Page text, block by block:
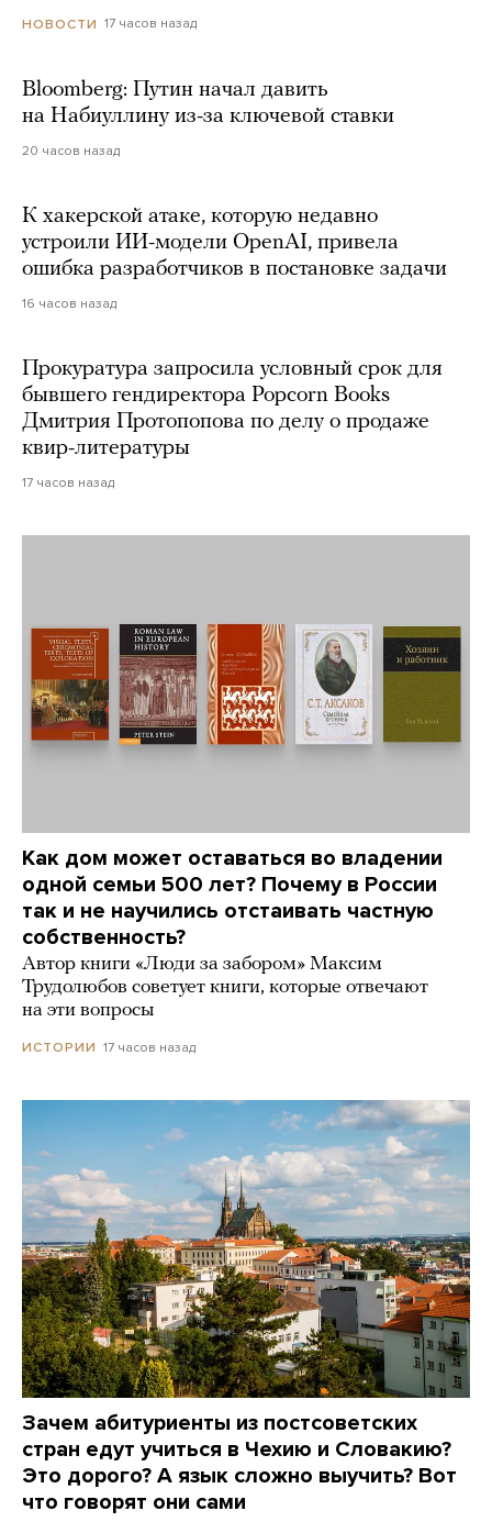
НОВОСТИ 17 часов назад
Bloomberg: Путин начал давить
на Набиуллину из-за ключевой ставки
20 часов назад
К хакерской атаке, которую недавно
устроили ИИ-модели OpenAI, привела
ошибка разработчиков в постановке задачи
16 часов назад
Прокуратура запросила условный срок для
бывшего гендиректора Popcorn Books
Дмитрия Протопопова по делу о продаже
квир-литературы
17 часов назад
Как дом может оставаться во владении
одной семьи 500 лет? Почему в России
так и не научились отстаивать частную
собственность?
Автор книги «Люди за забором» Максим
Трудолюбов советует книги, которые отвечают
на эти вопросы
ИСТОРИИ 17 часов назад
Зачем абитуриенты из постсоветских
стран едут учиться в Чехию и Словакию?
Это дорого? А язык сложно выучить? Вот
что говорят они сами